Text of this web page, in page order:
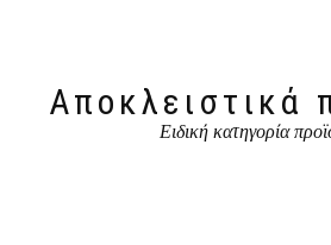
Αποκλειστικά
Ειδική κατηγορία